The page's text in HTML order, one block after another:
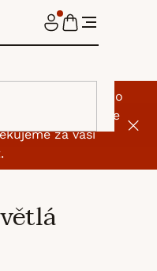
od klubíček. Do
začneme
za vaši
NÁKUPNÍ
KOŠÍK